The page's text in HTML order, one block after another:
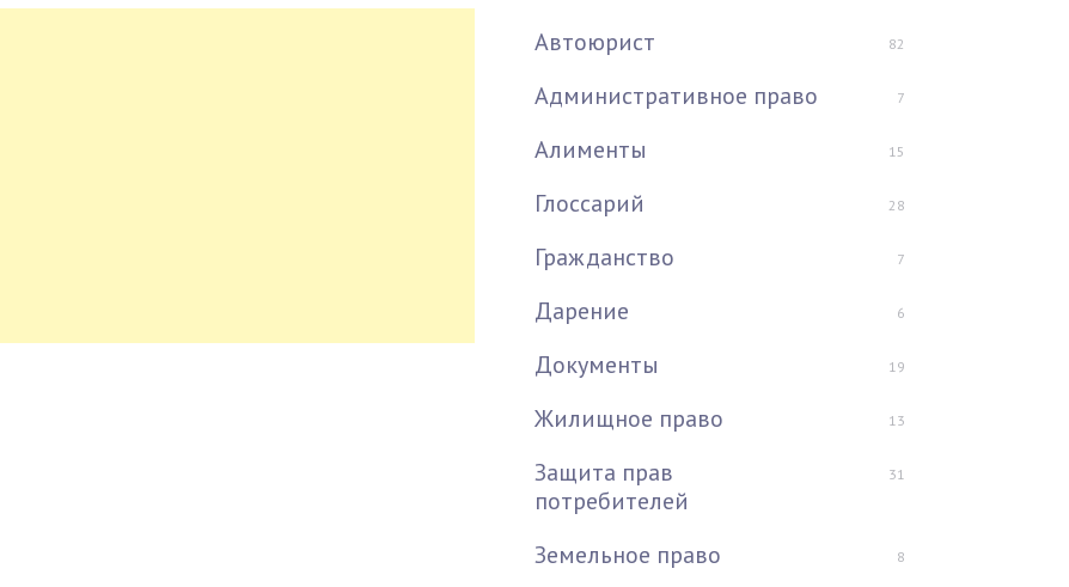
Автоюрист 82
Административное право 7
Алименты 15
Глоссарий 28
Гражданство 7
Дарение 6
Документы 19
Жилищное право 13
Защита прав
потребителей
31
Земельное право 8